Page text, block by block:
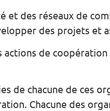
des réseaux de
des projets et
de
de chacune de ces
Chacune des